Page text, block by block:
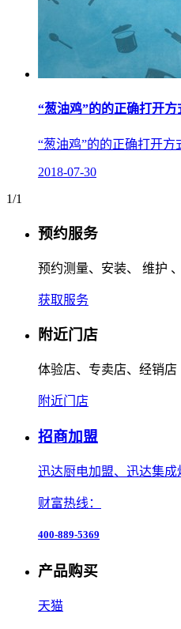
“葱油鸡”的的正确打开方
“葱油鸡”的的正确打开方
2018-07-30
1/1
预约服务
预约测量、安装、 维护
获取服务
附近门店
体验店、专卖店、经销店
附近门店
招商加盟
迅达厨电加盟、迅达集成
财富热线：
400-889-5369
产品购买
天猫